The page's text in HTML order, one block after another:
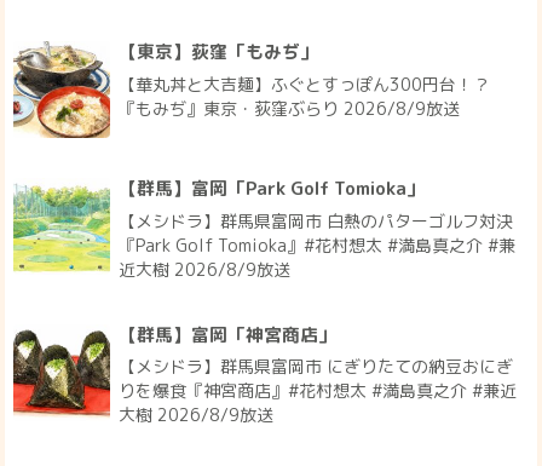
【東京】荻窪「もみぢ」
【華丸丼と大吉麺】ふぐとすっぽん300円台！？
『もみぢ』東京・荻窪ぶらり 2026/8/9放送
【群馬】富岡「Park Golf Tomioka」
【メシドラ】群馬県富岡市 白熱のパターゴルフ対決
『Park Golf Tomioka』#花村想太 #満島真之介 #兼
近大樹 2026/8/9放送
【群馬】富岡「神宮商店」
【メシドラ】群馬県富岡市 にぎりたての納豆おにぎ
りを爆食『神宮商店』#花村想太 #満島真之介 #兼近
大樹 2026/8/9放送